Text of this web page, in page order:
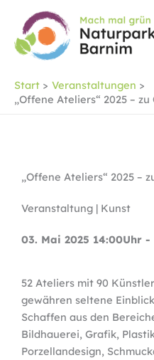
Inhalt
springen
Start
Veranstaltungen
„Offene Ateliers“ 2025 –
„Offene Ateliers“ 2025 –
Veranstaltung | Kunst
03. Mai 2025 14:00Uhr -
52 Ateliers mit 90
gewähren seltene
Schaffen aus den
Bildhauerei, Grafik,
Porzellandesign,